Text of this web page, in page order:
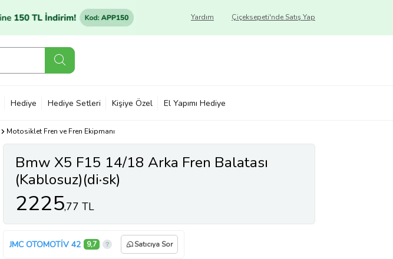
Çiçeksepeti'nde Satış Yap
Yardım
Hediye Hediye Setleri Kişiye Özel El Yapımı Hediye
Motosiklet Fren ve Fren Ekipmanı
Bmw X5 F15 14/18 Arka Fren Balatası
(Kablosuz)(di·sk)
(121.9x58.1x16.3/121.9x59.3x16.3)
(bramax)
2225,77 TL
JMC OTOMOTİV 42 9,7 Satıcıya Sor